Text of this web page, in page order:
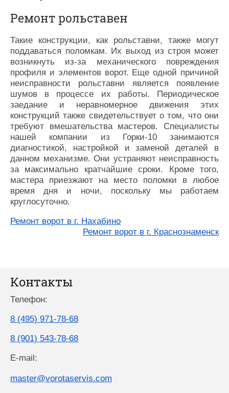
Ремонт рольставен
Такие конструкции, как рольставни, также могут
поддаваться поломкам. Их выход из строя может
возникнуть из-за механического повреждения
профиля и элементов ворот. Еще одной причиной
неисправности рольставни является появление
шумов в процессе их работы. Периодическое
заедание и неравномерное движения этих
конструкций также свидетельствует о том, что они
требуют вмешательства мастеров. Специалисты
нашей компании из Горки-10 занимаются
диагностикой, настройкой и заменой деталей в
данном механизме. Они устраняют неисправность
за максимально кратчайшие сроки. Кроме того,
мастера приезжают на место поломки в любое
время дня и ночи, поскольку мы работаем
круглосуточно.
Ремонт ворот в г. Нахабино
Ремонт ворот в г. Краснознаменск
Контакты
Телефон:
8 (495) 971-78-68
8 (901) 543-78-68
E-mail:
master@vorotaservis.com